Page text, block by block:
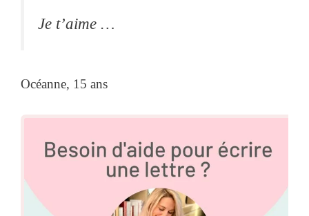
Je t’aime …
Océanne, 15 ans